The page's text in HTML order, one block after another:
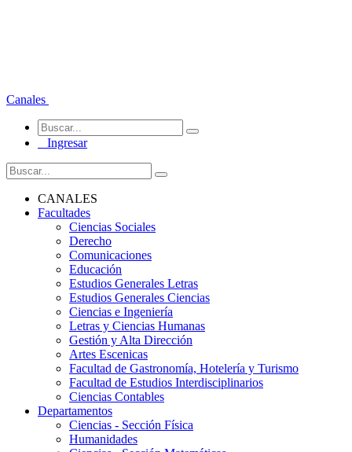
Canales
Ingresar
CANALES
Facultades
Ciencias Sociales
Derecho
Comunicaciones
Educación
Estudios Generales Letras
Estudios Generales Ciencias
Ciencias e Ingeniería
Letras y Ciencias Humanas
Gestión y Alta Dirección
Artes Escenicas
Facultad de Gastronomía, Hotelería y Turismo
Facultad de Estudios Interdisciplinarios
Ciencias Contables
Departamentos
Ciencias - Sección Física
Humanidades